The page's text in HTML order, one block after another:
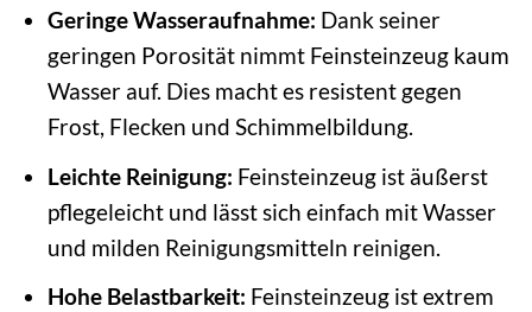
Geringe Wasseraufnahme: Dank seiner
geringen Porosität nimmt Feinsteinzeug kaum
Wasser auf. Dies macht es resistent gegen
Frost, Flecken und Schimmelbildung.
Leichte Reinigung: Feinsteinzeug ist äußerst
pflegeleicht und lässt sich einfach mit Wasser
und milden Reinigungsmitteln reinigen.
Hohe Belastbarkeit: Feinsteinzeug ist extrem